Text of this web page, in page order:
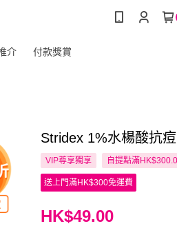
介 付款獎賞
Stridex 1%水楊酸抗
VIP尊享獨享 自提點滿
送上門滿HK$300免運費
HK$49.00